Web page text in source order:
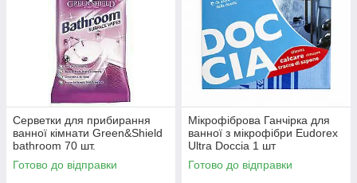
Серветки для прибирання
ванної кімнати Green&Shield
bathroom 70 шт.
Готово до відправки
Мікрофіброва Ганчірка для
ванної з мікрофібри Eudorex
Ultra Doccia 1 шт
Готово до відправки